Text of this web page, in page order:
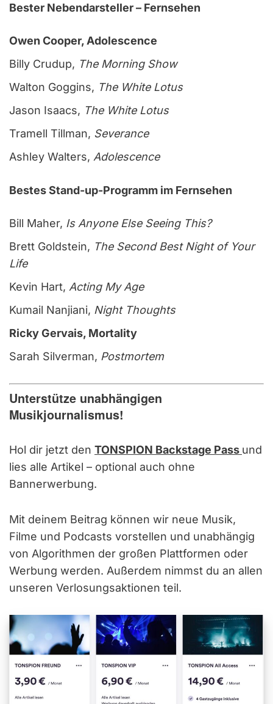
Bester Nebendarsteller – Fernsehen
Owen Cooper, Adolescence
Billy Crudup, The Morning Show
Walton Goggins, The White Lotus
Jason Isaacs, The White Lotus
Tramell Tillman, Severance
Ashley Walters, Adolescence
Bestes Stand-up-Programm im Fernsehen
Bill Maher, Is Anyone Else Seeing This?
Brett Goldstein, The Second Best Night of Your
Life
Kevin Hart, Acting My Age
Kumail Nanjiani, Night Thoughts
Ricky Gervais, Mortality
Sarah Silverman, Postmortem
Unterstütze unabhängigen
Musikjournalismus!
Hol dir jetzt den TONSPION Backstage Pass und
lies alle Artikel – optional auch ohne
Bannerwerbung.
Mit deinem Beitrag können wir neue Musik,
Filme und Podcasts vorstellen und unabhängig
von Algorithmen der großen Plattformen oder
Werbung werden. Außerdem nimmst du an allen
unseren Verlosungsaktionen teil.